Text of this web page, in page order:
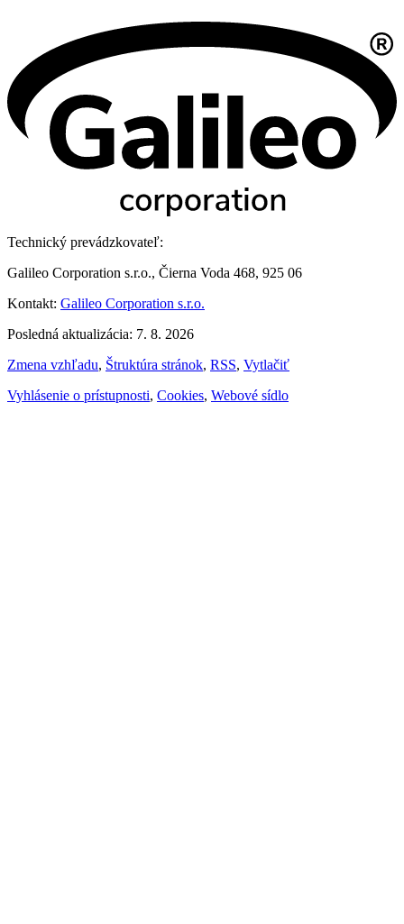
Technický prevádzkovateľ:
Galileo Corporation s.r.o., Čierna Voda 468, 925 06
Kontakt: Galileo Corporation s.r.o.
Posledná aktualizácia: 7. 8. 2026
Zmena vzhľadu, Štruktúra stránok, RSS, Vytlačiť
Vyhlásenie o prístupnosti, Cookies, Webové sídlo